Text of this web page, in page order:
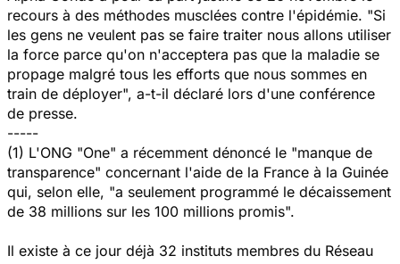
recours à des méthodes musclées contre l'épidémie. "Si
les gens ne veulent pas se faire traiter nous allons utiliser
la force parce qu'on n'acceptera pas que la maladie se
propage malgré tous les efforts que nous sommes en
train de déployer", a-t-il déclaré lors d'une conférence
de presse.
-----
(1) L'ONG "One" a récemment dénoncé le "manque de
transparence" concernant l'aide de la France à la Guinée
qui, selon elle, "a seulement programmé le décaissement
de 38 millions sur les 100 millions promis".
Il existe à ce jour déjà 32 instituts membres du Réseau